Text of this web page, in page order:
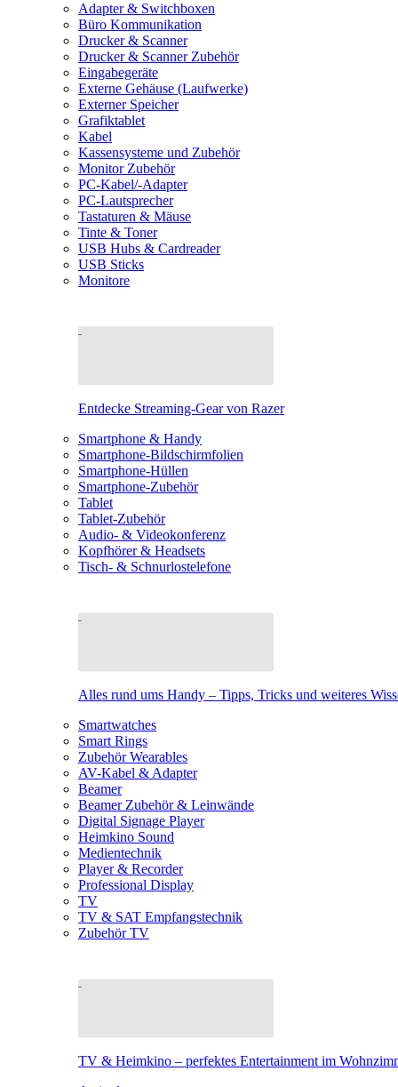
Adapter & Switchboxen
Büro Kommunikation
Drucker & Scanner
Drucker & Scanner Zubehör
Eingabegeräte
Externe Gehäuse (Laufwerke)
Externer Speicher
Grafiktablet
Kabel
Kassensysteme und Zubehör
Monitor Zubehör
PC-Kabel/-Adapter
PC-Lautsprecher
Tastaturen & Mäuse
Tinte & Toner
USB Hubs & Cardreader
USB Sticks
Monitore
Entdecke Streaming-Gear von Razer
Smartphone & Handy
Smartphone-Bildschirmfolien
Smartphone-Hüllen
Smartphone-Zubehör
Tablet
Tablet-Zubehör
Audio- & Videokonferenz
Kopfhörer & Headsets
Tisch- & Schnurlostelefone
Alles rund ums Handy – Tipps, Tricks und weiteres
Smartwatches
Smart Rings
Zubehör Wearables
AV-Kabel & Adapter
Beamer
Beamer Zubehör & Leinwände
Digital Signage Player
Heimkino Sound
Medientechnik
Player & Recorder
Professional Display
TV
TV & SAT Empfangstechnik
Zubehör TV
TV & Heimkino – perfektes Entertainment im